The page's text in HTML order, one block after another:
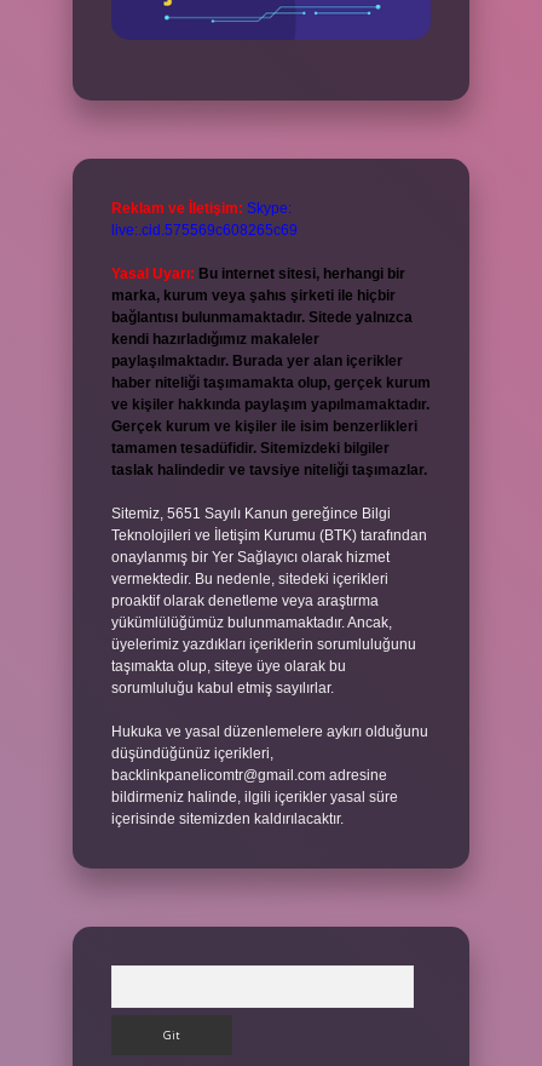
Reklam ve İletişim: Skype:
live:.cid.575569c608265c69
Yasal Uyarı: Bu internet sitesi, herhangi bir
marka, kurum veya şahıs şirketi ile hiçbir
bağlantısı bulunmamaktadır. Sitede yalnızca
kendi hazırladığımız makaleler
paylaşılmaktadır. Burada yer alan içerikler
haber niteliği taşımamakta olup, gerçek kurum
ve kişiler hakkında paylaşım yapılmamaktadır.
Gerçek kurum ve kişiler ile isim benzerlikleri
tamamen tesadüfidir. Sitemizdeki bilgiler
taslak halindedir ve tavsiye niteliği taşımazlar.
Sitemiz, 5651 Sayılı Kanun gereğince Bilgi
Teknolojileri ve İletişim Kurumu (BTK) tarafından
onaylanmış bir Yer Sağlayıcı olarak hizmet
vermektedir. Bu nedenle, sitedeki içerikleri
proaktif olarak denetleme veya araştırma
yükümlülüğümüz bulunmamaktadır. Ancak,
üyelerimiz yazdıkları içeriklerin sorumluluğunu
taşımakta olup, siteye üye olarak bu
sorumluluğu kabul etmiş sayılırlar.
Hukuka ve yasal düzenlemelere aykırı olduğunu
düşündüğünüz içerikleri,
backlinkpanelicomtr@gmail.com adresine
bildirmeniz halinde, ilgili içerikler yasal süre
içerisinde sitemizden kaldırılacaktır.